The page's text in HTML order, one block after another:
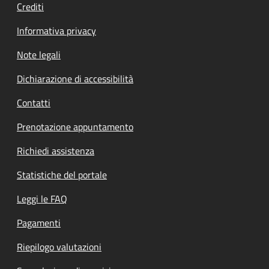
Crediti
Informativa privacy
Note legali
Dichiarazione di accessibilità
Contatti
Prenotazione appuntamento
Richiedi assistenza
Statistiche del portale
Leggi le FAQ
Pagamenti
Riepilogo valutazioni